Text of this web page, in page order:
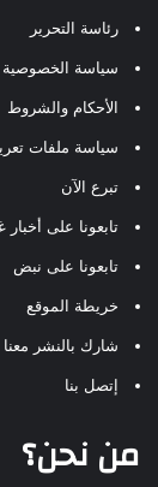
رئاسة التحرير
سياسة الخصوصية
الأحكام والشروط
سياسة ملفات
تبرع الآن
تابعونا على
تابعونا على نبض
خريطة الموقع
شارك بالنشر معنا
إتصل بنا
من نحن؟